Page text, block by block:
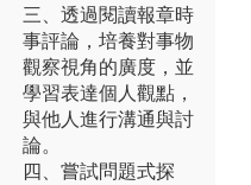
三、透過閱讀報章時
事評論，培養對事物
觀察視角的廣度，並
學習表達個人觀點，
與他人進行溝通與討
論。
四、嘗試問題式探